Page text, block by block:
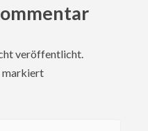
veröffentlicht.
markiert